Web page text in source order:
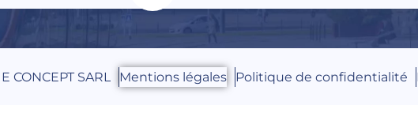
CONCEPT SARL Mentions légales Politique de confidentialité